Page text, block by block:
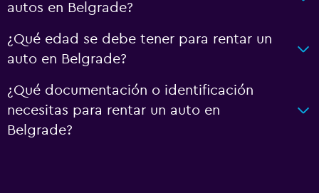
autos en Belgrade?
¿Qué edad se debe tener para rentar un
auto en Belgrade?
¿Qué documentación o identificación
necesitas para rentar un auto en
Belgrade?